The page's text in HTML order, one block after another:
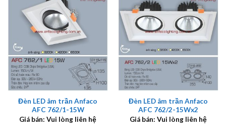
Đèn LED âm trần Anfaco
AFC 762/1-15W
Giá bán: Vui lòng liên hệ
Đèn LED âm trần Anfaco
AFC 762/2-15Wx2
Giá bán: Vui lòng liên hệ